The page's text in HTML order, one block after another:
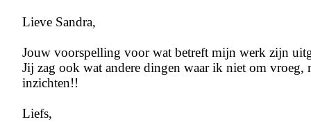
Lieve Sandra,
Jouw voorspelling voor wat betreft mijn werk zijn
Jij zag ook wat andere dingen waar ik niet om
inzichten!!
Liefs,